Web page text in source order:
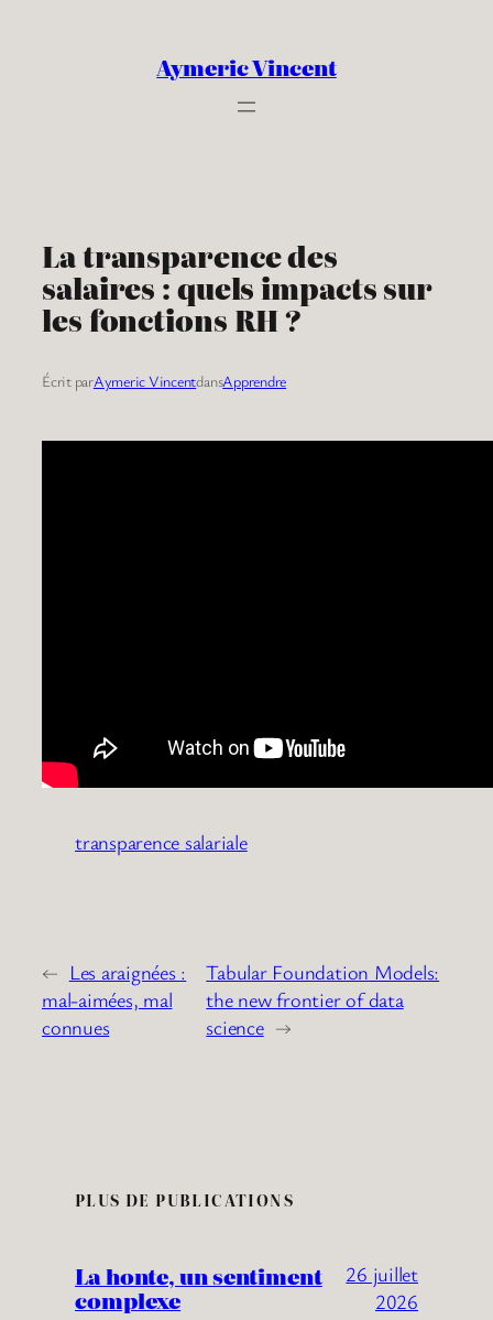
Aymeric Vincent
La transparence des
salaires : quels impacts sur
les fonctions RH ?
Écrit parAymeric VincentdansApprendre
transparence salariale
← Les araignées :
mal-aimées, mal
connues
Tabular Foundation Models:
the new frontier of data
science →
PLUS DE PUBLICATIONS
La honte, un sentiment
complexe
26 juillet
2026